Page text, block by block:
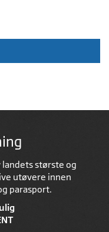
største og
utøvere innen
parasport.